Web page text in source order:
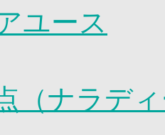
ユース
（ナラデ